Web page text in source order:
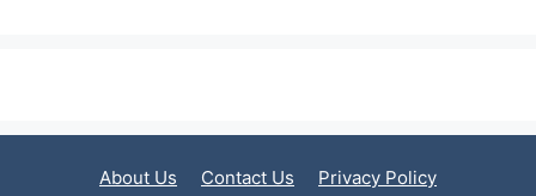
About Us Contact Us
Privacy Policy